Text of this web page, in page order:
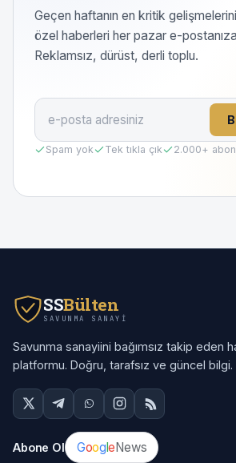
Geçen haftanın en kritik
özel haberleri her pazar e-
Reklamsız, dürüst, derli toplu.
Spam yok Tek tıkla çık 2.000+
SSBülten
SAVUNMA SANAYI
Savunma sanayiini bağımsız takip eden
platformu. Doğru, tarafsız ve güncel bilgi.
Abone Ol GoogleNews